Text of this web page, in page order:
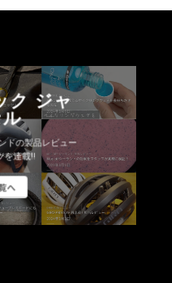
ク ジャ
ドの製品レビュー
を連載!!
へ